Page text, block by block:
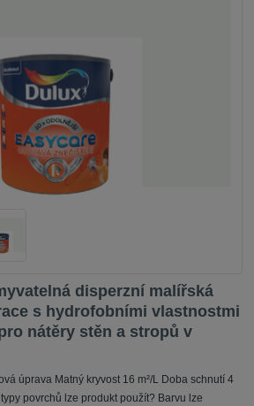
disperzní malířská
s hydrofobními vlastnostmi
nátěry stěn a stropů v
úprava Matný kryvost 16 m²/L Doba schnutí 4
povrchů lze produkt použít? Barvu lze